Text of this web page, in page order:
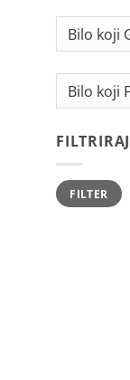
Minimalna
cijena
Maksimalna
cijena
FILTER